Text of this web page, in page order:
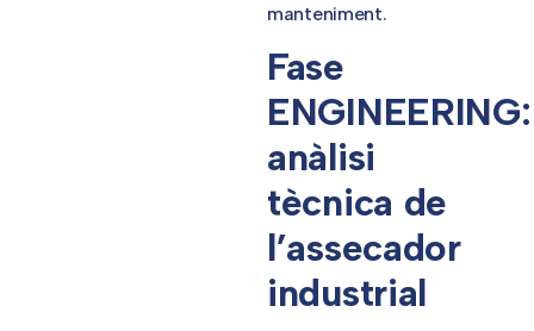
manteniment.
Fase
ENGINEERING:
anàlisi
tècnica de
l’assecador
industrial